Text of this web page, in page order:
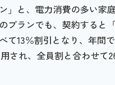
」と、電力消費の多い
プランでも、契約すると
て13％割引となり、年間
され、全員割と合わせて